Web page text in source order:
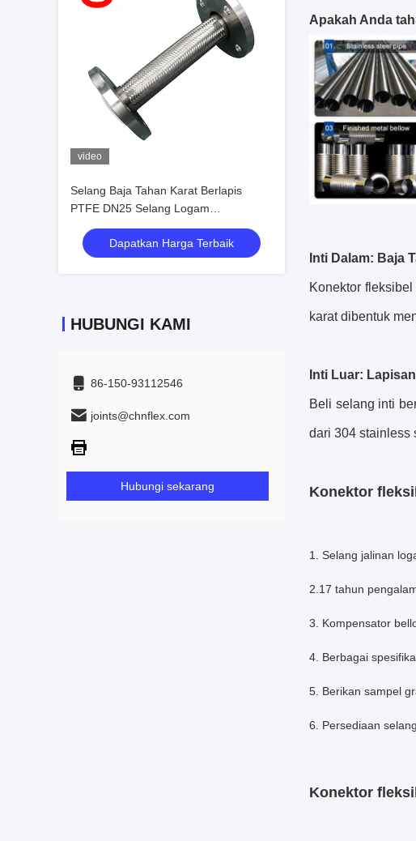
video
Selang Baja Tahan Karat Berlapis
PTFE DN25 Selang Logam
Bergelombang untuk Aplikasi Industri
Dapatkan Harga Terbaik
HUBUNGI KAMI
86-150-93112546
joints@chnflex.com
Hubungi sekarang
Apakah Anda
Inti Dalam: Baja
Konektor fleksibel
karat dibentuk
Inti Luar:
Beli selang inti
dari 304 stainless
Konektor
1. Selang jalinan
2.17 tahun
3. Kompensator
4. Berbagai
5. Berikan sampel
6. Persediaan
Konektor